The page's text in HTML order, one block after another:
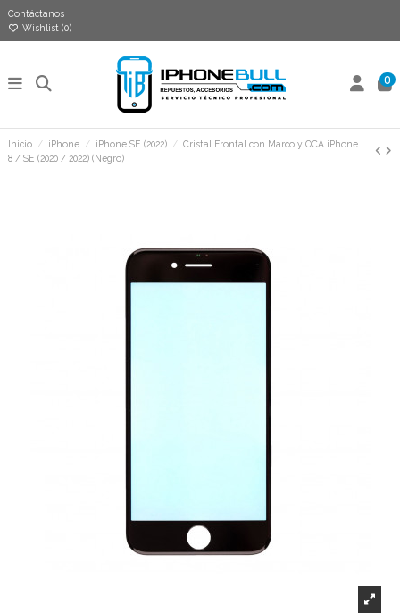
Contáctanos
Wishlist (0)
0
Inicio iPhone iPhone SE (2022)
Cristal Frontal con Marco y OCA iPhone
8 / SE (2020 / 2022) (Negro)